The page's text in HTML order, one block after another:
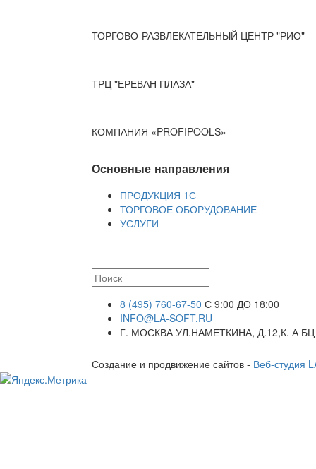
ТОРГОВО-РАЗВЛЕКАТЕЛЬНЫЙ ЦЕНТР "РИО"
ТРЦ "ЕРЕВАН ПЛАЗА"
КОМПАНИЯ «PROFIPOOLS»
Основные направления
ПРОДУКЦИЯ 1С
ТОРГОВОЕ ОБОРУДОВАНИЕ
УСЛУГИ
8 (495) 760-67-50 С 9:00 ДО 18:00
INFO@LA-SOFT.RU
Г. МОСКВА УЛ.НАМЕТКИНА, Д.12,К. А
Создание и продвижение сайтов - Веб-студия